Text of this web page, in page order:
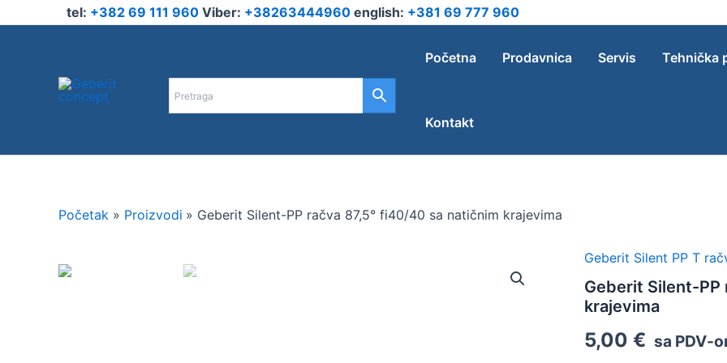
tel: +382 69 111 960 Viber: +38263444960 english: +381 69 777 960
Početna Prodavnica Servis Tehnička
Kontakt
Početak Proizvodi Geberit Silent-PP račva 87,5° fi40/40 sa natičnim krajevima
Geberit Silent PP T
Geberit Silent-
krajevima
5,00 € sa PDV-
Geberit
PP
račva
fi40/40